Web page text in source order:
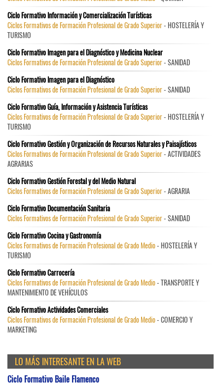
Ciclo Formativo Información y Comercialización Turísticas
Ciclos Formativos de Formación Profesional de Grado Superior- HOSTELERÍA Y
TURISMO
Ciclo Formativo Imagen para el Diagnóstico y Medicina Nuclear
Ciclos Formativos de Formación Profesional de Grado Superior- SANIDAD
Ciclo Formativo Imagen para el Diagnóstico
Ciclos Formativos de Formación Profesional de Grado Superior- SANIDAD
Ciclo Formativo Guía, Información y Asistencia Turísticas
Ciclos Formativos de Formación Profesional de Grado Superior- HOSTELERÍA Y
TURISMO
Ciclo Formativo Gestión y Organización de Recursos Naturales y Paisajísticos
Ciclos Formativos de Formación Profesional de Grado Superior- ACTIVIDADES
AGRARIAS
Ciclo Formativo Gestión Forestal y del Medio Natural
Ciclos Formativos de Formación Profesional de Grado Superior- AGRARIA
Ciclo Formativo Documentación Sanitaria
Ciclos Formativos de Formación Profesional de Grado Superior- SANIDAD
Ciclo Formativo Cocina y Gastronomía
Ciclos Formativos de Formación Profesional de Grado Medio- HOSTELERÍA Y
TURISMO
Ciclo Formativo Carrocería
Ciclos Formativos de Formación Profesional de Grado Medio- TRANSPORTE Y
MANTENIMIENTO DE VEHÍCULOS
Ciclo Formativo Actividades Comerciales
Ciclos Formativos de Formación Profesional de Grado Medio- COMERCIO Y
MARKETING
LO MÁS INTERESANTE EN LA WEB
Ciclo Formativo Baile Flamenco